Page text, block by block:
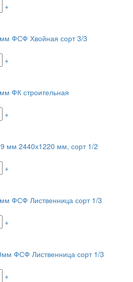
+
ФСФ Хвойная сорт 3/3
+
ФК строительная
+
мм 2440х1220 мм, сорт 1/2
+
ФСФ Лиственница сорт 1/3
+
ФСФ Лиственница сорт 1/3
+